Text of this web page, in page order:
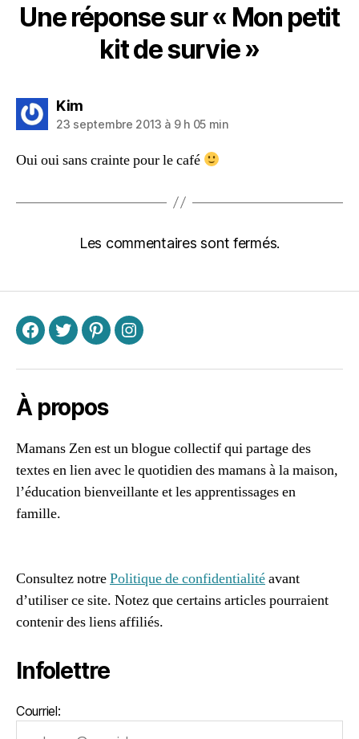
Une réponse sur « Mon petit
kit de survie »
Kimdit :
23 septembre 2013 à 9 h 05 min
Oui oui sans crainte pour le café
Les commentaires sont fermés.
F T P I
À propos
Mamans Zen est un blogue collectif qui partage des
textes en lien avec le quotidien des mamans à la maison,
l’éducation bienveillante et les apprentissages en
famille.
Consultez notrePolitique de confidentialitéavant
d’utiliser ce site. Notez que certains articles pourraient
contenir des liens affiliés.
Infolettre
Courriel: